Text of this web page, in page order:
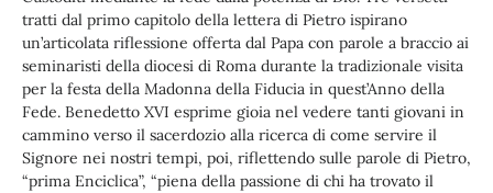
tratti dal primo capitolo della lettera di Pietro ispirano
un’articolata riflessione offerta dal Papa con parole a braccio ai
seminaristi della diocesi di Roma durante la tradizionale visita
per la festa della Madonna della Fiducia in quest’Anno della
Fede. Benedetto XVI esprime gioia nel vedere tanti giovani in
cammino verso il sacerdozio alla ricerca di come servire il
Signore nei nostri tempi, poi, riflettendo sulle parole di Pietro,
“prima Enciclica”, “piena della passione di chi ha trovato il